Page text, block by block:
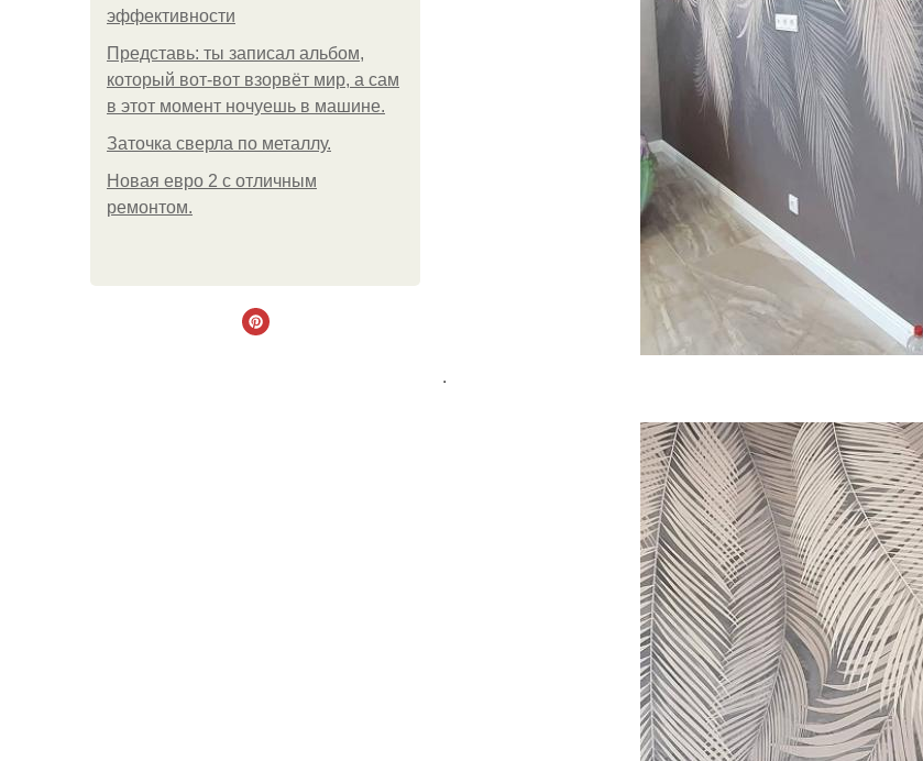
эффективности
Представь: ты записал альбом,
который вот-вот взорвёт мир, а сам
в этот момент ночуешь в машине.
Заточка сверла по металлу.
Новая евро 2 с отличным
ремонтом.
.